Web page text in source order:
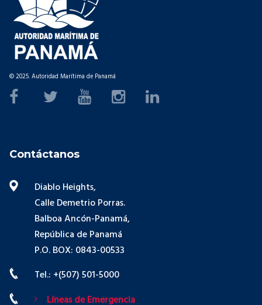
© 2025. Autoridad Marítima de Panamá
Contáctanos
Diablo Heights,
Calle Demetrio Porras.
Balboa Ancón-Panamá,
República de Panamá
P.O. BOX: 0843-00533
Tel.: +(507) 501-5000
Líneas de Emergencia